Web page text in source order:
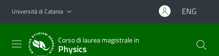
Vai al contenuto principale
Vai al menu di navigazione
Università di Catania ENG
Corso di laurea magistrale in
Physics